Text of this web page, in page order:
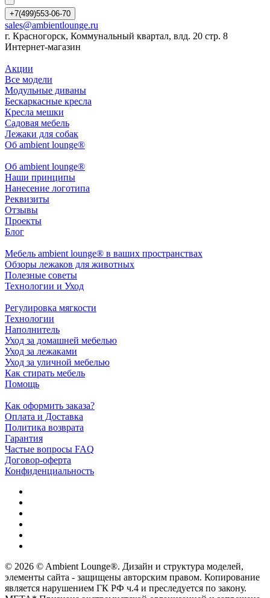
+7(499)553-06-70
sales@ambientlounge.ru
г. Красногорск, Коммунальный квартал, влд. 20 стр. 8
Интернет-магазин
Акции
Все модели
Модульные диваны
Бескаркасные кресла
Кресла мешки
Садовая мебель
Лежаки для собак
Об ambient lounge®
Oб ambient lounge®
Наши принципы
Нанесение логотипа
Реквизиты
Отзывы
Проекты
Блог
Мебель ambient lounge® в ваших пространствах
Обзоры лежаков для животных
Полезные советы
Технологии и Уход
Регулировка мягкости
Технологии
Наполнитель
Уход за домашней мебелью
Уход за лежаками
Уход за уличной мебелью
Как стирать мебель
Помощь
Как оформить заказа?
Оплата и Доставка
Политика возврата
Гарантия
Частые вопросы FAQ
Договор-оферта
Конфиденциальность
© 2026 © Ambient Lounge®. Дизайн и структура моделей,
элементы сайта - защищены авторским правом. Копирование
является нарушением ГК РФ ч.4 и преследуется по закону.